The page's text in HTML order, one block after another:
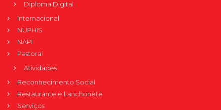
Diploma Digital
Internacional
NUPHIS
NAPI
Pastoral
Atividades
Reconhecimento Social
Restaurante e Lanchonete
Serviços